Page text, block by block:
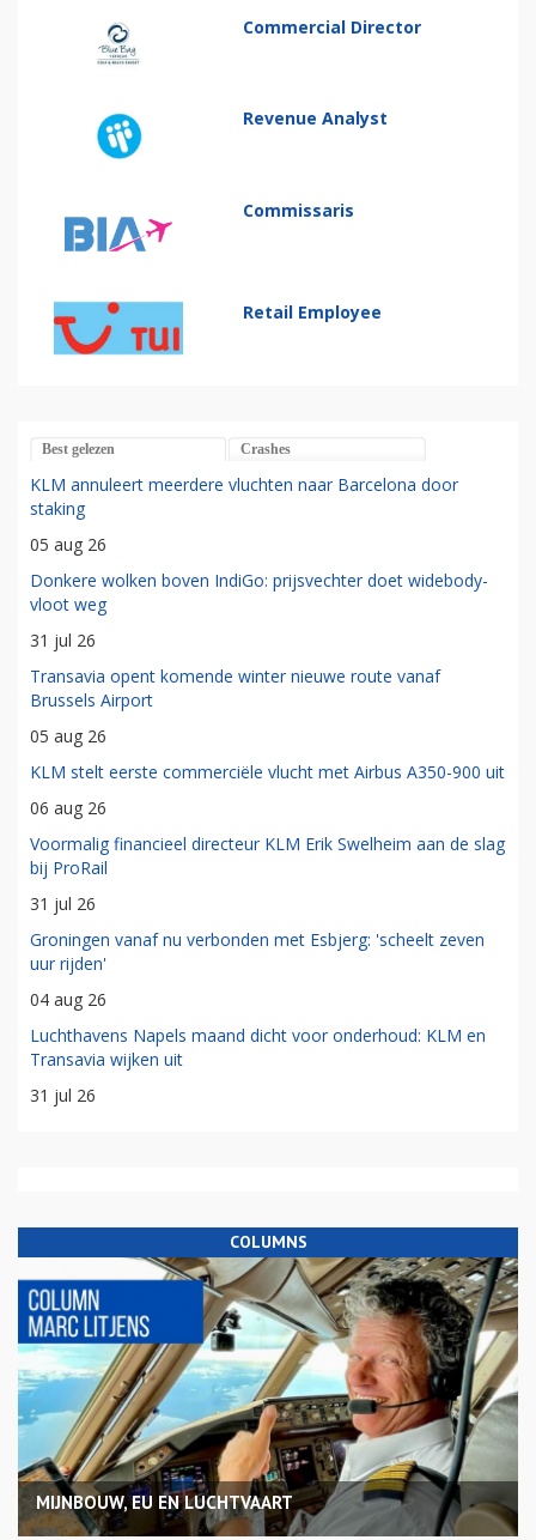
Commercial Director
Revenue Analyst
Commissaris
Retail Employee
Best gelezen Crashes
KLM annuleert meerdere vluchten naar Barcelona door
staking
05 aug 26
Donkere wolken boven IndiGo: prijsvechter doet widebody-
vloot weg
31 jul 26
Transavia opent komende winter nieuwe route vanaf
Brussels Airport
05 aug 26
KLM stelt eerste commerciële vlucht met Airbus A350-900 uit
06 aug 26
Voormalig financieel directeur KLM Erik Swelheim aan de slag
bij ProRail
31 jul 26
Groningen vanaf nu verbonden met Esbjerg: 'scheelt zeven
uur rijden'
04 aug 26
Luchthavens Napels maand dicht voor onderhoud: KLM en
Transavia wijken uit
31 jul 26
COLUMNS
MIJNBOUW, EU EN LUCHTVAART